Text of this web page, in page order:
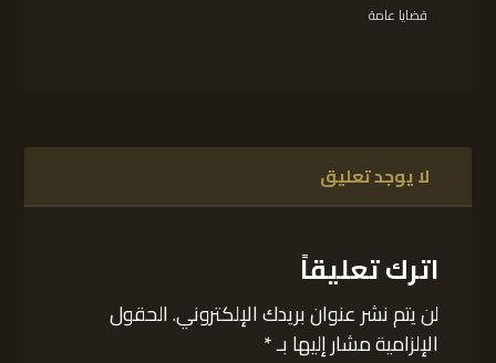
قضايا عامة
لا يوجد تعليق
اترك تعليقاً
لن يتم نشر عنوان بريدك الإلكتروني.الحقول
الإلزامية مشار إليها بـ*